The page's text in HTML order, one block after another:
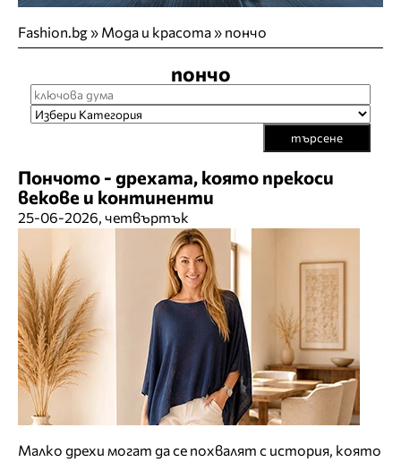
Fashion.bg» Мода и красота» пончо
пончо
търсене
Пончото - дрехата, която прекоси
векове и континенти
25-06-2026, четвъртък
Малко дрехи могат да се похвалят с история, която